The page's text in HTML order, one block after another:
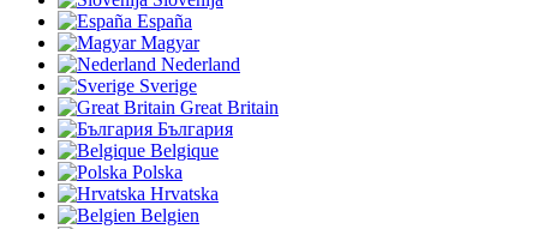
España
Magyar
Nederland
Sverige
Great Britain
България
Belgique
Polska
Hrvatska
Belgien